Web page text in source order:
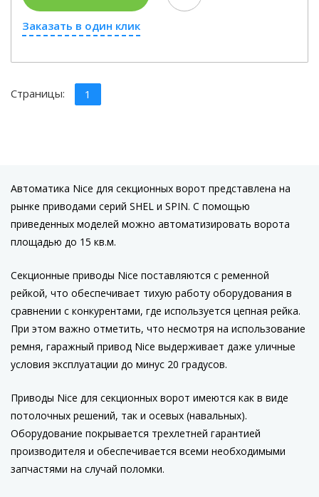
Заказать в один клик
Страницы: 1
Автоматика Nice для секционных ворот представлена на
рынке приводами серий SHEL и SPIN. С помощью
приведенных моделей можно автоматизировать ворота
площадью до 15 кв.м.
Секционные приводы Nice поставляются с ременной
рейкой, что обеспечивает тихую работу оборудования в
сравнении с конкурентами, где используется цепная рейка.
При этом важно отметить, что несмотря на использование
ремня, гаражный привод Nice выдерживает даже уличные
условия эксплуатации до минус 20 градусов.
Приводы Nice для секционных ворот имеются как в виде
потолочных решений, так и осевых (навальных).
Оборудование покрывается трехлетней гарантией
производителя и обеспечивается всеми необходимыми
запчастями на случай поломки.